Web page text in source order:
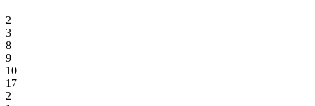
2
3
8
9
10
17
2